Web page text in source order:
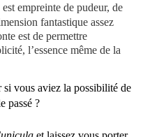
est empreinte de pudeur, de
fantastique assez
est de permettre
l’essence même de la
si vous aviez la possibilité de
passé ?